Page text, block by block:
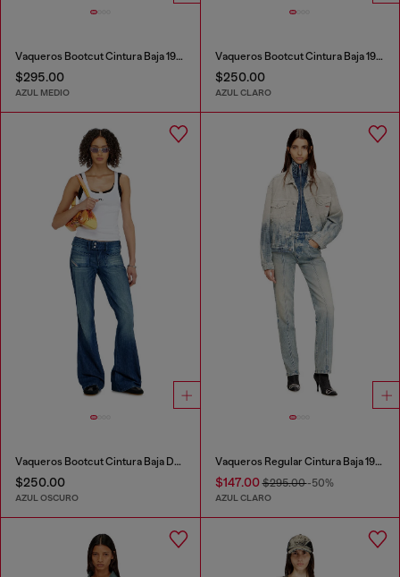
Vaqueros Bootcut Cintura Baja 1969 D-Ebbey
$295.00
AZUL MEDIO
Vaqueros Bootcut Cintura Baja 1969 D-Ebbey
$250.00
AZUL CLARO
Vaqueros Bootcut Cintura Baja D-Hush
$250.00
AZUL OSCURO
Vaqueros Regular Cintura Baja 1989 D-Mine
$147.00$295.00-50%
AZUL CLARO